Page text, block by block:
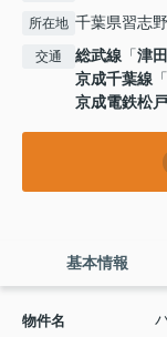
所在地 千葉県習志
交通 総武線 「津
京成千葉線 「
京成電鉄松
基本情報
物件名